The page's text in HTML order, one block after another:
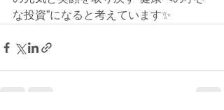
な投資”になると考えています✨